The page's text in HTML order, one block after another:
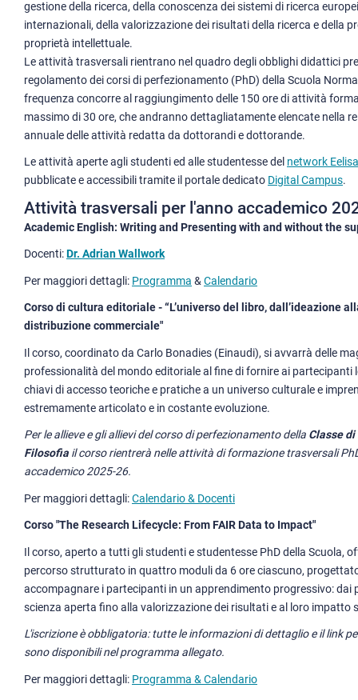
gestione della ricerca, della conoscenza dei sistemi di ricerca
internazionali, della valorizzazione dei risultati della ricerca e della
proprietà intellettuale.
Le attività trasversali rientrano nel quadro degli obblighi didattici
regolamento dei corsi di perfezionamento (PhD) della Scuola
frequenza concorre al raggiungimento delle 150 ore di attività
massimo di 30 ore, che andranno dettagliatamente elencate nella
annuale delle attività redatta da dottorandi e dottorande.
Le attività aperte agli studenti ed alle studentesse del network Eelisa
pubblicate e accessibili tramite il portale dedicato Digital Campus.
Attività trasversali per l'anno accademico
Academic English: Writing and Presenting with and without the
Docenti:Dr. Adrian Wallwork
Per maggiori dettagli: Programma & Calendario
Corso di cultura editoriale - “L’universo del libro,​ dall’ideazione
distribuzione commerciale"
Il corso, coordinato da Carlo Bonadies (Einaudi), si avvarrà delle
professionalità del mondo editoriale al fine di fornire ai partecipanti
chiavi di accesso teoriche e pratiche a un universo culturale e
estremamente articolato e in costante evoluzione.
Per le allieve e gli allievi del corso di perfezionamento della Classe
Filosofia il corso rientrerà nelle attività di formazione trasversali
accademico 2025-26.
Per maggiori dettagli:Calendario & Docenti
Corso "The Research Lifecycle: From FAIR Data to Impact"
Il corso, aperto a tutti gli studenti e studentesse PhD della Scuola,
percorso strutturato in quattro moduli da 6 ore ciascuno,
accompagnare i partecipanti in un apprendimento progressivo: dai
scienza aperta fino alla valorizzazione dei risultati e al loro impatto
L'iscrizione è obbligatoria: tutte le informazioni di dettaglio e il link
sono disponibili nel programma allegato.
Per maggiori dettagli: Programma & Calendario